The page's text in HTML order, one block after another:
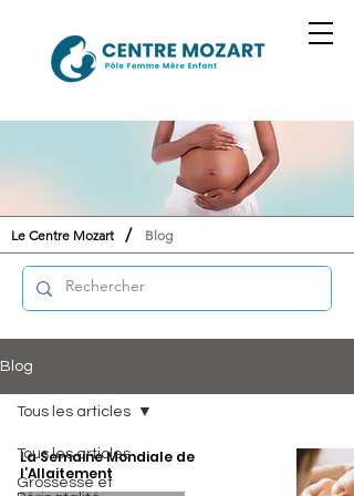
Le Centre Mozart / Blog
Blog
Tous les articles
Grossesse et
Tous les articles
La Semaine Mondiale de
l’Allaitement